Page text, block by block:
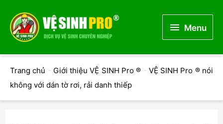
MenuMenu
Trang chủ - Giới thiệu VỆ SINH Pro ® - VỆ SINH Pro ® nói
không với dán tờ rơi, rải danh thiếp